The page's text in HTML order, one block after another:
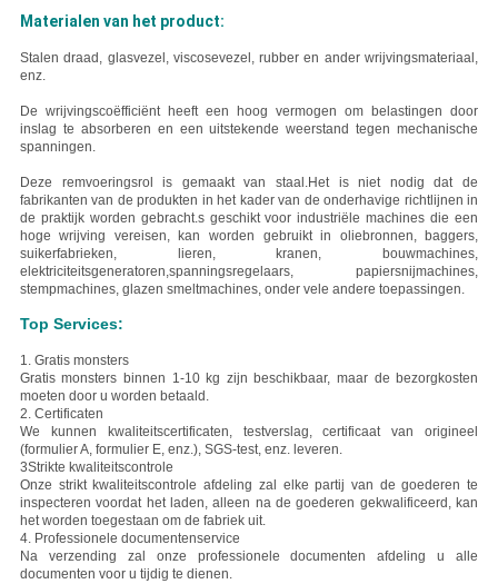
Materialen van het product:
Stalen draad, glasvezel, viscosevezel, rubber en ander wrijvingsmateriaal,
enz.
De wrijvingscoëfficiënt heeft een hoog vermogen om belastingen door
inslag te absorberen en een uitstekende weerstand tegen mechanische
spanningen.
Deze remvoeringsrol is gemaakt van staal.Het is niet nodig dat de
fabrikanten van de produkten in het kader van de onderhavige richtlijnen in
de praktijk worden gebracht.s geschikt voor industriële machines die een
hoge wrijving vereisen, kan worden gebruikt in oliebronnen, baggers,
suikerfabrieken, lieren, kranen, bouwmachines,
elektriciteitsgeneratoren,spanningsregelaars, papiersnijmachines,
stempmachines, glazen smeltmachines, onder vele andere toepassingen.
Top Services:
1. Gratis monsters
Gratis monsters binnen 1-10 kg zijn beschikbaar, maar de bezorgkosten
moeten door u worden betaald.
2. Certificaten
We kunnen kwaliteitscertificaten, testverslag, certificaat van origineel
(formulier A, formulier E, enz.), SGS-test, enz. leveren.
3Strikte kwaliteitscontrole
Onze strikt kwaliteitscontrole afdeling zal elke partij van de goederen te
inspecteren voordat het laden, alleen na de goederen gekwalificeerd, kan
het worden toegestaan om de fabriek uit.
4. Professionele documentenservice
Na verzending zal onze professionele documenten afdeling u alle
documenten voor u tijdig te dienen.